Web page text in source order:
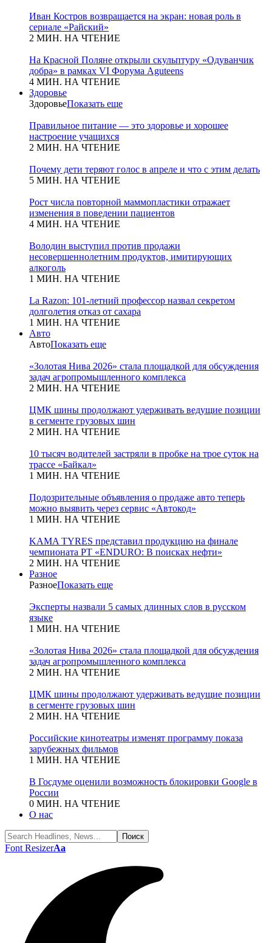
Иван Костров возвращается на экран: новая роль в
сериале «Райский»
2 МИН. НА ЧТЕНИЕ
На Красной Поляне открыли скульптуру «Одуванчик
добра» в рамках VI Форума Aguteens
4 МИН. НА ЧТЕНИЕ
Здоровье
ЗдоровьеПоказать еще
Правильное питание — это здоровье и хорошее
настроение учащихся
2 МИН. НА ЧТЕНИЕ
Почему дети теряют голос в апреле и что с этим делать
5 МИН. НА ЧТЕНИЕ
Рост числа повторной маммопластики отражает
изменения в поведении пациентов
4 МИН. НА ЧТЕНИЕ
Володин выступил против продажи
несовершеннолетним продуктов, имитирующих
алкоголь
1 МИН. НА ЧТЕНИЕ
La Razon: 101-летний профессор назвал секретом
долголетия отказ от сахара
1 МИН. НА ЧТЕНИЕ
Авто
АвтоПоказать еще
«Золотая Нива 2026» стала площадкой для обсуждения
задач агропромышленного комплекса
2 МИН. НА ЧТЕНИЕ
ЦМК шины продолжают удерживать ведущие позиции
в сегменте грузовых шин
2 МИН. НА ЧТЕНИЕ
10 тысяч водителей застряли в пробке на трое суток на
трассе «Байкал»
1 МИН. НА ЧТЕНИЕ
Подозрительные объявления о продаже авто теперь
можно выявить через сервис «Автокод»
1 МИН. НА ЧТЕНИЕ
KAMA TYRES представил продукцию на финале
чемпионата РТ «ENDURO: В поисках нефти»
2 МИН. НА ЧТЕНИЕ
Разное
РазноеПоказать еще
Эксперты назвали 5 самых длинных слов в русском
языке
1 МИН. НА ЧТЕНИЕ
«Золотая Нива 2026» стала площадкой для обсуждения
задач агропромышленного комплекса
2 МИН. НА ЧТЕНИЕ
ЦМК шины продолжают удерживать ведущие позиции
в сегменте грузовых шин
2 МИН. НА ЧТЕНИЕ
Российские кинотеатры изменят программу показа
зарубежных фильмов
1 МИН. НА ЧТЕНИЕ
В Госдуме оценили возможность блокировки Google в
России
0 МИН. НА ЧТЕНИЕ
О нас
Font ResizerAa